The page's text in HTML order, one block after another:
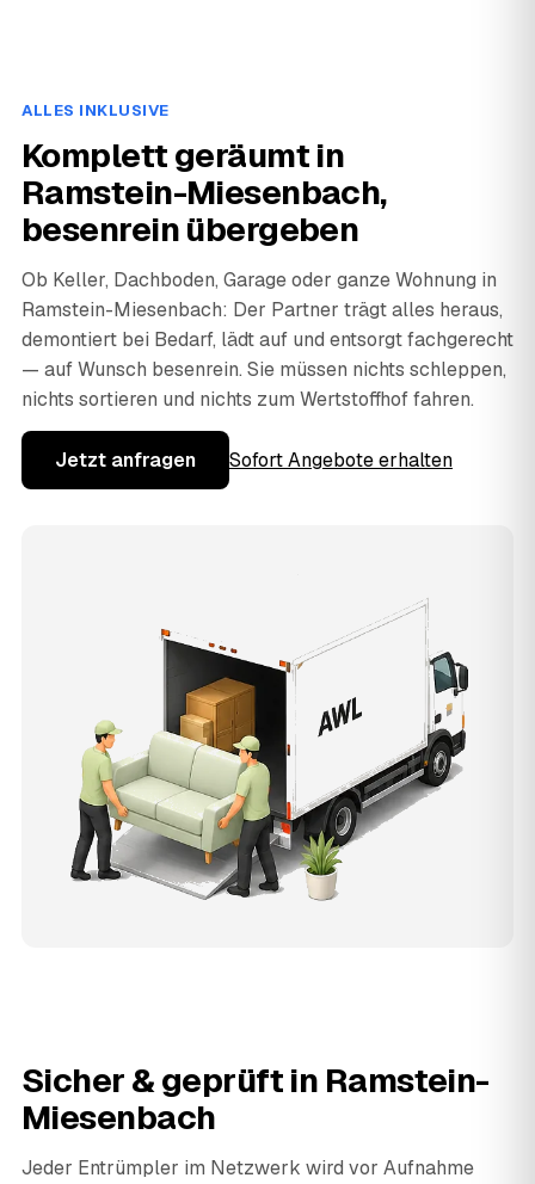
ALLES INKLUSIVE
Komplett geräumt in
Ramstein-Miesenbach,
besenrein übergeben
Ob Keller, Dachboden, Garage oder ganze Wohnung in
Ramstein-Miesenbach: Der Partner trägt alles heraus,
demontiert bei Bedarf, lädt auf und entsorgt fachgerecht
— auf Wunsch besenrein. Sie müssen nichts schleppen,
nichts sortieren und nichts zum Wertstoffhof fahren.
Jetzt anfragen Sofort Angebote erhalten
Sicher & geprüft in Ramstein-
Miesenbach
Jeder Entrümpler im Netzwerk wird vor Aufnahme